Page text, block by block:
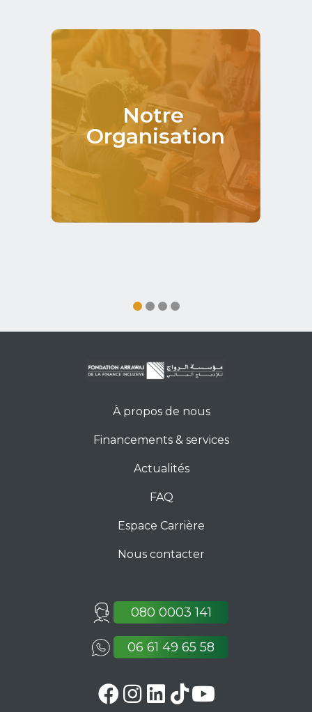
Notre ‎‎
Organisation‎
À propos de nous
Financements & services
Actualités
FAQ
Espace Carrière
Nous contacter
080 0003 141
06 61 49 65 58